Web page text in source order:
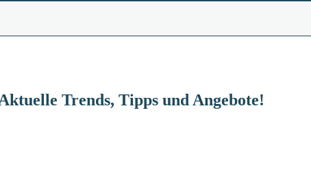
Trends, Tipps und Angebote!